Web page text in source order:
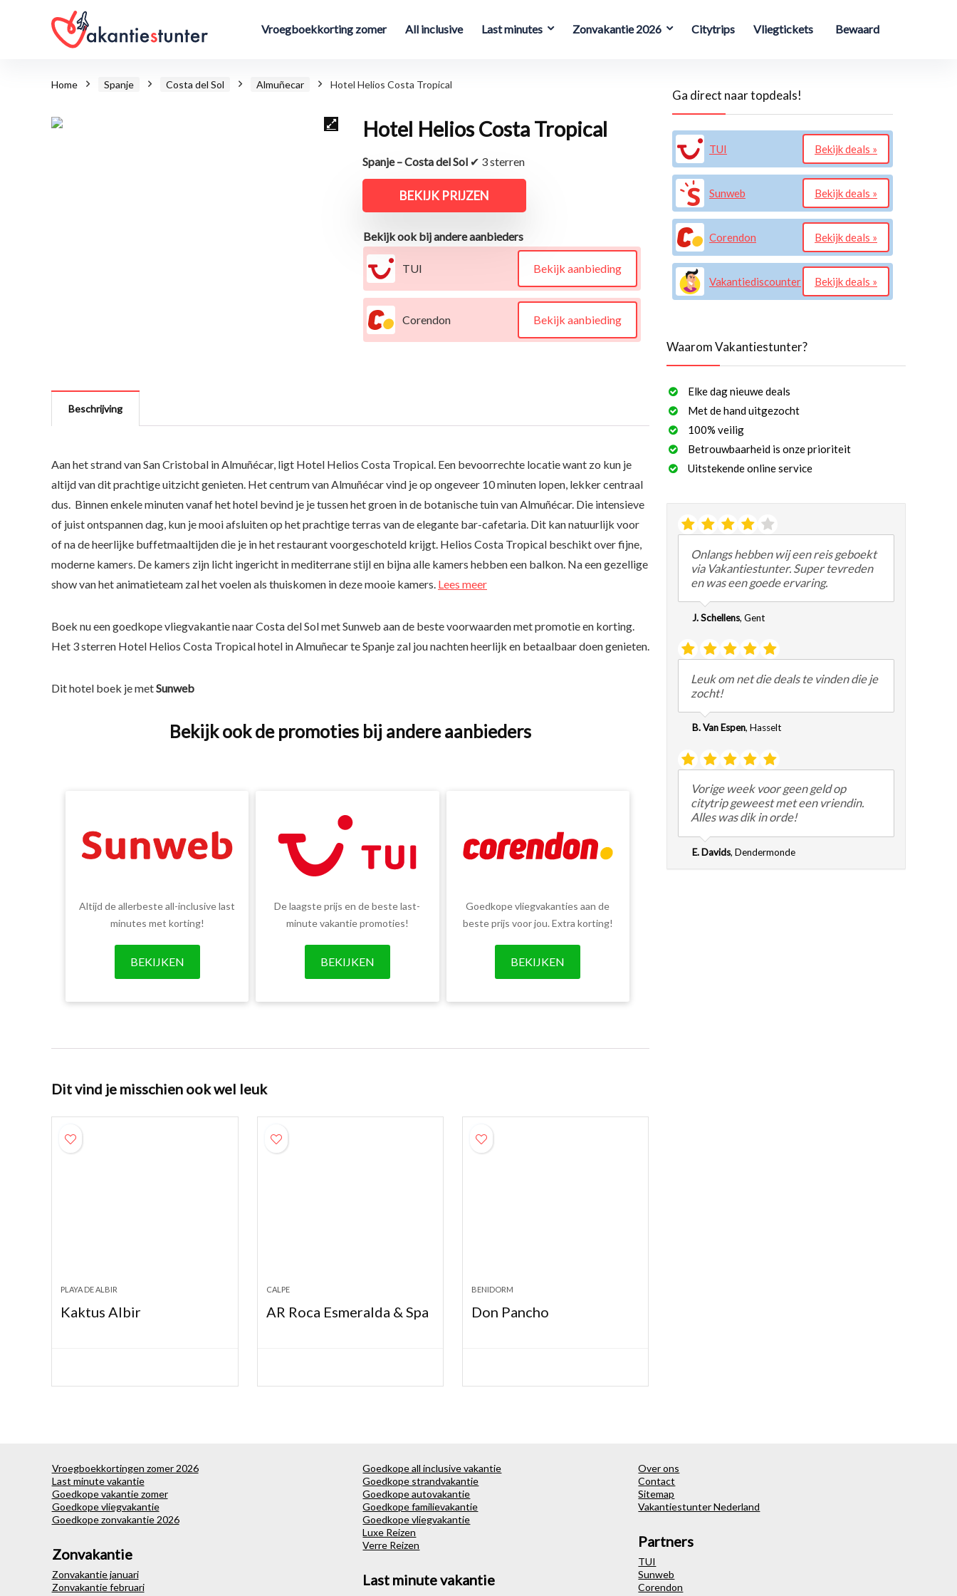
Vroegboekkorting zomer All inclusive Last minutes Zonvakantie 2026 Citytrips Vliegtickets Bewaard
Home Spanje Costa del Sol Almuñecar Hotel Helios Costa Tropical
Hotel Helios Costa Tropical
Spanje – Costa del Sol✔ 3 sterren
BEKIJK PRIJZEN
Bekijk ook bij andere aanbieders
TUI Bekijk aanbieding
Corendon Bekijk aanbieding
Beschrijving
Aan het strand van San Cristobal in Almuñécar, ligt Hotel Helios Costa Tropical. Een bevoorrechte locatie want zo kun je
altijd van dit prachtige uitzicht genieten. Het centrum van Almuñécar vind je op ongeveer 10 minuten lopen, lekker centraal
dus. Binnen enkele minuten vanaf het hotel bevind je je tussen het groen in de botanische tuin van Almuñécar. Die intensieve
of juist ontspannen dag, kun je mooi afsluiten op het prachtige terras van de elegante bar-cafetaria. Dit kan natuurlijk voor
of na de heerlijke buffetmaaltijden die je in het restaurant voorgeschoteld krijgt. Helios Costa Tropical beschikt over fijne,
moderne kamers. De kamers zijn licht ingericht in mediterrane stijl en bijna alle kamers hebben een balkon. Na een gezellige
show van het animatieteam zal het voelen als thuiskomen in deze mooie kamers. Lees meer
Boek nu een goedkope vliegvakantie naar Costa del Sol met Sunweb aan de beste voorwaarden met promotie en korting.
Het 3 sterren Hotel Helios Costa Tropical hotel in Almuñecar te Spanje zal jou nachten heerlijk en betaalbaar doen genieten.
Dit hotel boek je metSunweb
Bekijk ook de promoties bij andere aanbieders
Altijd de allerbeste all-inclusive last
minutes met korting!
BEKIJKEN
De laagste prijs en de beste last-
minute vakantie promoties!
BEKIJKEN
Goedkope vliegvakanties aan de
beste prijs voor jou. Extra korting!
BEKIJKEN
Dit vind je misschien ook wel leuk
PLAYA DE ALBIR
Kaktus Albir
CALPE
AR Roca Esmeralda & Spa
BENIDORM
Don Pancho
Ga direct naar topdeals!
TUI Bekijk deals »
Sunweb Bekijk deals »
Corendon Bekijk deals »
Vakantiediscounter Bekijk deals »
Waarom Vakantiestunter?
Elke dag nieuwe deals
Met de hand uitgezocht
100% veilig
Betrouwbaarheid is onze prioriteit
Uitstekende online service
Onlangs hebben wij een reis geboekt
via Vakantiestunter. Super tevreden
en was een goede ervaring.
J. Schellens, Gent
Leuk om net die deals te vinden die je
zocht!
B. Van Espen, Hasselt
Vorige week voor geen geld op
citytrip geweest met een vriendin.
Alles was dik in orde!
E. Davids, Dendermonde
Vroegboekkortingen zomer 2026
Last minute vakantie
Goedkope vakantie zomer
Goedkope vliegvakantie
Goedkope zonvakantie 2026
Zonvakantie
Zonvakantie januari
Zonvakantie februari
Goedkope all inclusive vakantie
Goedkope strandvakantie
Goedkope autovakantie
Goedkope familievakantie
Goedkope vliegvakantie
Luxe Reizen
Verre Reizen
Last minute vakantie
Over ons
Contact
Sitemap
Vakantiestunter Nederland
Partners
TUI
Sunweb
Corendon